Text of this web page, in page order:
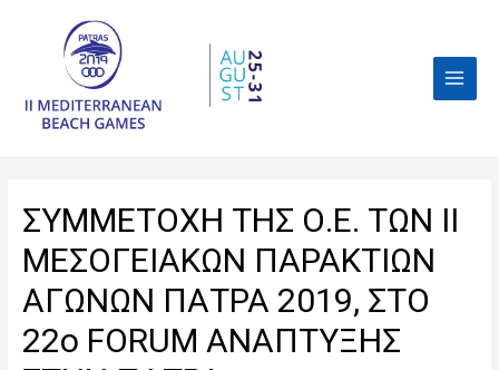
ΣΥΜΜΕΤΟΧΗ ΤΗΣ Ο.Ε. ΤΩΝ ΙΙ
ΜΕΣΟΓΕΙΑΚΩΝ ΠΑΡΑΚΤΙΩΝ
ΑΓΩΝΩΝ ΠΑΤΡΑ 2019, ΣΤΟ
22ο FORUM ΑΝΑΠΤΥΞΗΣ